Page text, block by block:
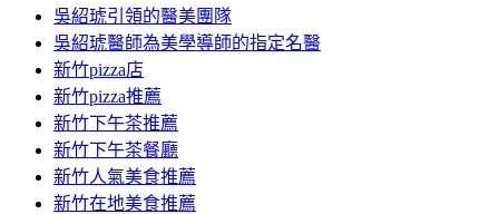
主
要
內
容
吳紹琥引領的醫美團隊
吳紹琥醫師為美學導師的指定名醫
新竹pizza店
新竹pizza推薦
新竹下午茶推薦
新竹下午茶餐廳
新竹人氣美食推薦
新竹在地美食推薦